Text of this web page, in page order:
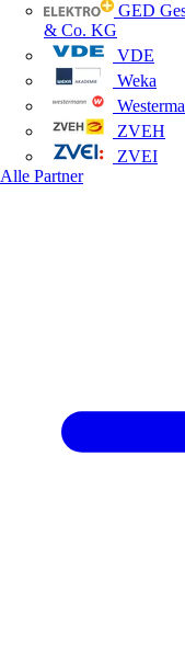
GED
& Co. KG
VDE
Weka
ZVEH
ZVEI
Alle Partner